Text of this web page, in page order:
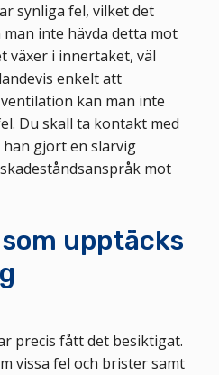
synliga fel, vilket det
inte hävda detta mot
växer i innertaket, väl
enkelt att
kan man inte
Du skall ta kontakt med
gjort en slarvig
mot
upptäcks
precis fått det besiktigat.
vissa fel och brister samt